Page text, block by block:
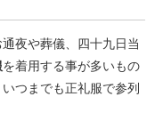
夜や葬儀、四十九日当
を着用する事が多いもの
つまでも正礼服で参列